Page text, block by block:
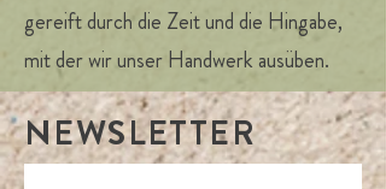
gereift durch die Zeit und die Hingabe,
mit der wir unser Handwerk ausüben.
NEWSLETTER